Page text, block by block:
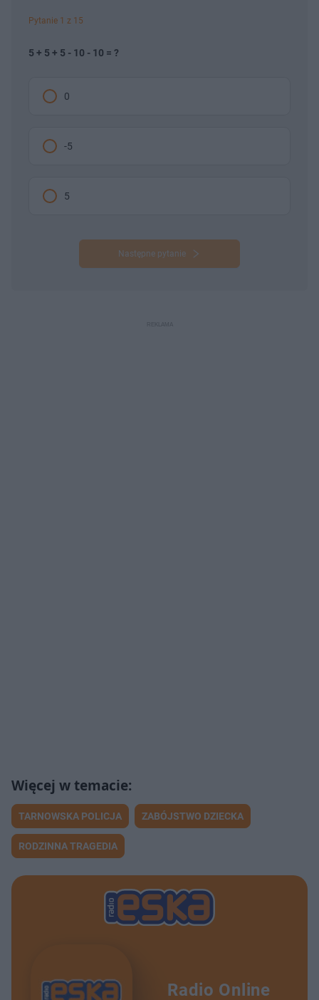
Pytanie 1 z 15
5 + 5 + 5 - 10 - 10 = ?
0
-5
5
Następne pytanie
TARNOWSKA POLICJA ZABÓJSTWO DZIECKA
RODZINNA TRAGEDIA
Radio Online